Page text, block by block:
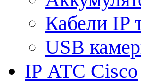
Кабели IP
USB
IP АТС Cisco